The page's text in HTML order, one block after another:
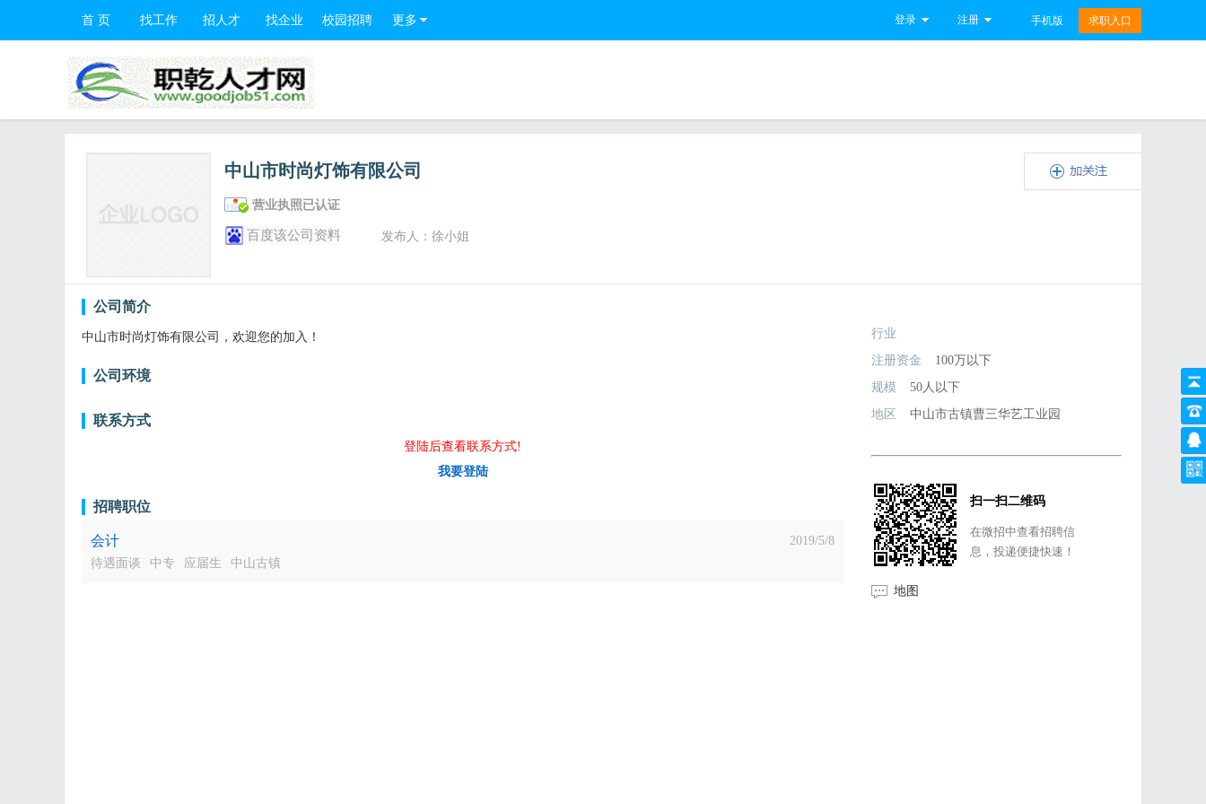
首 页 找工作 招人才 找企业 校园招聘 更多 手机版 求职入口
注册
登录
中山市时尚灯饰有限公司
营业执照已认证
百度该公司资料 发布人：徐小姐
公司简介
中山市时尚灯饰有限公司，欢迎您的加入！
公司环境
联系方式
登陆后查看联系方式!
我要登陆
招聘职位
会计
2019/5/8
待遇面谈
中专 应届生 中山古镇
行业
注册资金
100万以下
规模
50人以下
地区
中山市古镇曹三华艺工业园
扫一扫二维码
在微招中查看招聘信
息，投递便捷快速！
地图